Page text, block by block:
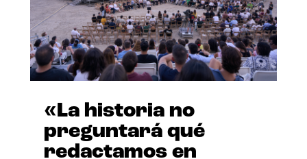
«La historia no
preguntará qué
redactamos en